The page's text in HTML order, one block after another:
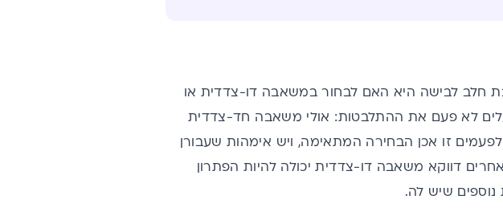
חלב לבישה היא האם לבחור במשאבה דו-צדדית או
לא פעם את ההתלבטות: אולי משאבה חד-צדדית
זו אכן הבחירה המתאימה, ויש אימהות שעבורן
דווקא משאבה דו-צדדית יכולה להיות הפתרון
נוספים שיש לה.